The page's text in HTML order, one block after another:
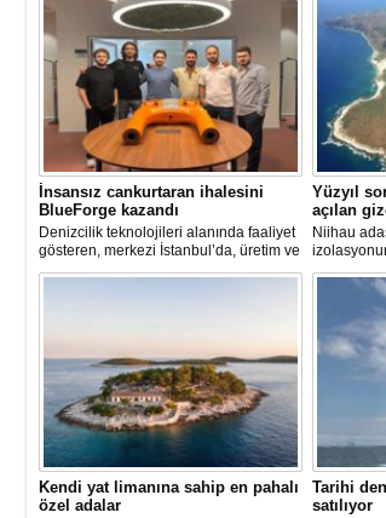
İnsansız cankurtaran ihalesini
BlueForge kazandı
Denizcilik teknolojileri alanında faaliyet
gösteren, merkezi İstanbul’da, üretim ve
Ar-Ge faaliyetlerinin önemli bölümünü
Yüzyıl
açılan
Niihau
turist
modern
kurallarla
Kendi yat limanına sahip en pahalı
özel adalar
Tarihi
satılıyor